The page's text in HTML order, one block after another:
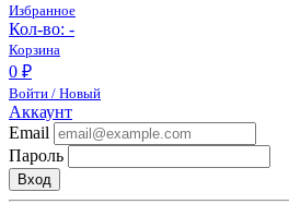
Избранное
Кол-во: -
Корзина
0 ₽
Войти / Новый
Аккаунт
Email
Пароль
Вход